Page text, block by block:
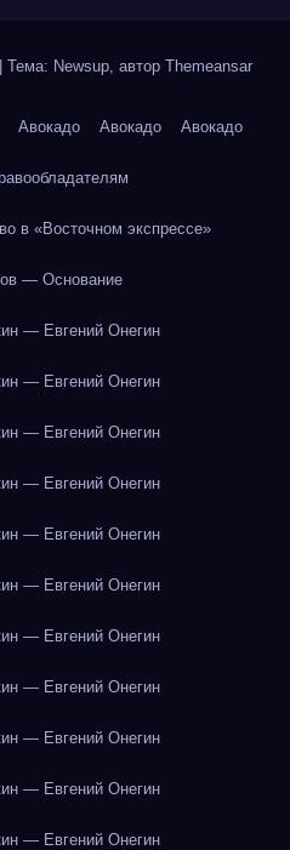
Тема: Newsup, автор Themeansar
Авокадо Авокадо Авокадо
в «Восточном экспрессе»
— Основание
— Евгений Онегин
— Евгений Онегин
— Евгений Онегин
— Евгений Онегин
— Евгений Онегин
— Евгений Онегин
— Евгений Онегин
— Евгений Онегин
— Евгений Онегин
— Евгений Онегин
— Евгений Онегин